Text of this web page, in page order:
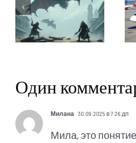
Один
Милана 30.09.2025 в 7:26 дп
Мила, это